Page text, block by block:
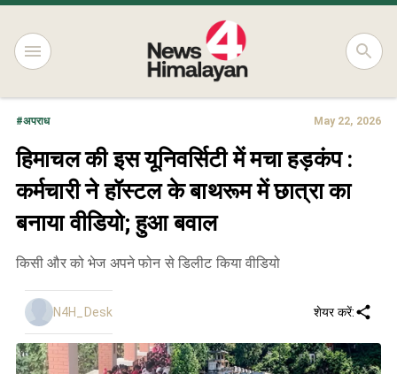
#अपराध May 22, 2026
हिमाचल की इस यूनिवर्सिटी में मचा हड़कंप :
कर्मचारी ने हॉस्टल के बाथरूम में छात्रा का
बनाया वीडियो; हुआ बवाल
किसी और को भेज अपने फोन से डिलीट किया वीडियो
N4H_Desk शेयर करें: